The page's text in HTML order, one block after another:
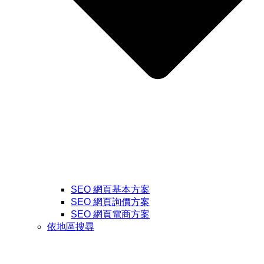
SEO 網頁基本方案
SEO 網頁詢價方案
SEO 網頁電商方案
依地區搜尋